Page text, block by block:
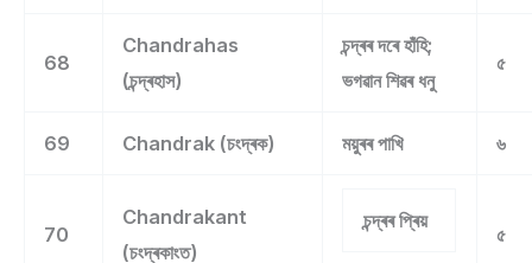
68
Chandrahas
(চন্দ্ৰহাস)
চন্দ্ৰৰ দৰে হাঁহি;
ভগৱান শিৱৰ ধনু
৫
69 Chandrak (চংদ্ৰক) ময়ুৰৰ পাখি ৬
70
Chandrakant
(চংদ্ৰকাংত)
চন্দ্ৰৰ প্ৰিয়
৫